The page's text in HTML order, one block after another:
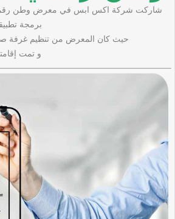
برمجة
حيث كان المعرض من تنظيم غرفة
و تمت إقامته يومي